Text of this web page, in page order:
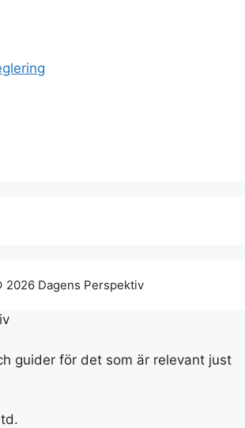
2026 Dagens Perspektiv
guider för det som är relevant just